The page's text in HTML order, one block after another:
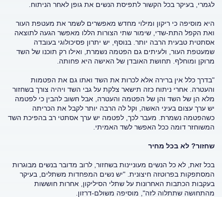
לגמרי, בעיקר בכל הקשור לתפיסת הנשים את גופן לאחר הניתוח.
היא מוסיפה כי ריקון ומילוי מחדש מאפשרים לשמר את מעטפת העור
ואת הקפל התת-שדי, שימור שתי הצורות הללו מאפשר הגעה לתוצאה
אסתטית טבעית הרבה יותר. בנוסף, יש יתרון פסיכולוגי בעובדה
שמעטפת העור, ולעיתים גם הפטמה נשמרת, ואילו רק תוכנו של השד
מרוקן ומוחלף. תחושת האובדן של האישה היא פחותה.
"בדרך כלל אין ברירה אלא לכרות את השד ואתו גם את הפטמות
והעטרה. אחרי ניתוח כזה תישאר צלקת על גבי השד ויהיה צורך בשחזור
מלא הן של השד והן של הפטמה והעטרה, אבל חשוב להבין כי לפטמה
יש ערך עצום בעיני האשה, וקל לה הרבה יותר לקבל את הכריתה
כשהפטמה נשמרת. מעבר לכך, לפטמה יש ערך אסתטי רב בהפיכת השד
המשוחזר דומה ככל האפשר לשד האמיתי.
שחזור? לא בכל מחיר
בכל זאת, לא כל הנשים מעוניינות בשחזור, לרוב מדובר בנשים מבוגרות
המסתפקות בפרוטזה חיצונית. "יש נשים המפחדות משתלים, בעיקר
בעקבות הכתבות האחרונות על שתלי הסיליקון, אחרות חוששות
מהתחושה שתתלוה לזה", מוסיפה משולם-דרזון.